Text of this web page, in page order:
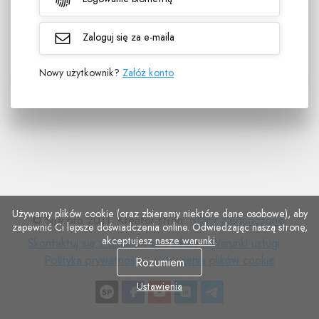
Zaloguj się za e-maila
Nowy użytkownik? Załóż konto
© Site.pro 2011. Kreator stron.Stany Zjednoczone.
Skontaktuj się z działem sprzedaży
Warunki
Warunki usługi
Polityka prywatności
Ustawienia
plików
cookie
Ustawienia plików cookie
Używamy plików cookie (oraz zbieramy niektóre dane osobowe), aby
zapewnić Ci lepsze doświadczenia online. Odwiedzając naszą stronę,
akceptujesz nasze warunki.
Rozumiem
Ustawienia